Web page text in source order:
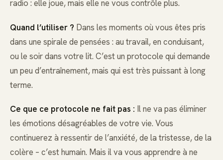
radio : elle joue, mais elle ne vous contrôle plus.
Quand l’utiliser ? Dans les moments où vous êtes pris
dans une spirale de pensées : au travail, en conduisant,
ou le soir dans votre lit. C’est un protocole qui demande
un peu d’entraînement, mais qui est très puissant à long
terme.
Ce que ce protocole ne fait pas : Il ne va pas éliminer
les émotions désagréables de votre vie. Vous
continuerez à ressentir de l’anxiété, de la tristesse, de la
colère – c’est humain. Mais il va vous apprendre à ne